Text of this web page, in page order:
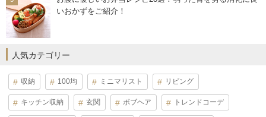
いおかずをご紹介！
人気カテゴリー
収納 100均 ミニマリスト リビング
キッチン収納 玄関 ボブヘア トレンドコーデ